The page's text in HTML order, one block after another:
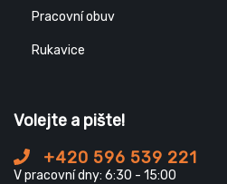
Pracovní obuv
Rukavice
Volejte a pište!
+420 596 539 221
V pracovní dny: 6:30 - 15:00